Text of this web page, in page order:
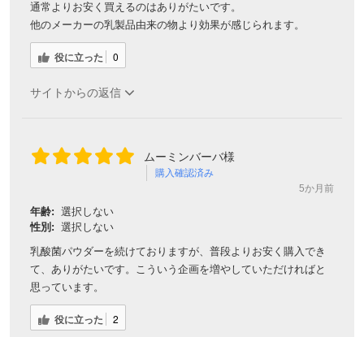
通常よりお安く買えるのはありがたいです。
他のメーカーの乳製品由来の物より効果が感じられます。
役に立った 0
サイトからの返信
ムーミンバーバ様
購入確認済み
5か月前
年齢: 選択しない
性別: 選択しない
乳酸菌パウダーを続けておりますが、普段よりお安く購入でき
て、ありがたいです。こういう企画を増やしていただければと
思っています。
役に立った 2